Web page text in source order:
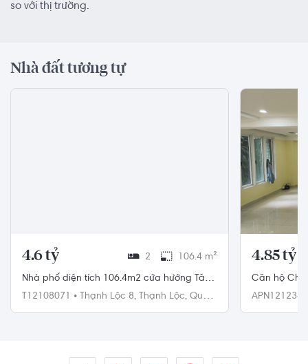
so với thị trường.
Nhà đất tương tự
4.6 tỷ 2 106.4 m²
Nhà phố diện tích 106.4m2 cửa hướng Tây
Nam.
T12108071 • Thạnh Lộc 8, Thạnh Lộc, Quận
4.85 tỷ
Căn hộ
ban công
APN121234